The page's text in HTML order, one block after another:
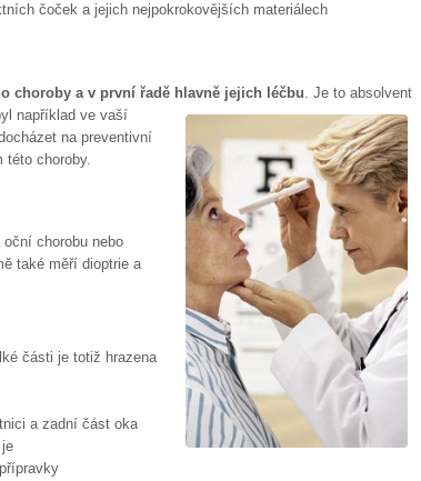
čoček a jejich nejpokrokovějších materiálech
choroby a v první řadě hlavně jejich léčbu. Je to absolvent
například ve vaší
na preventivní
této choroby.
chorobu nebo
také měří dioptrie a
části je totiž hrazena
a zadní část oka